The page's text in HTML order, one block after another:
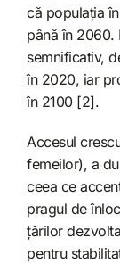
că populația
până în 2060.
semnificativ,
în 2020, iar
în 2100 [2].
Accesul
femeilor), a
ceea ce
pragul de
țărilor
pentru